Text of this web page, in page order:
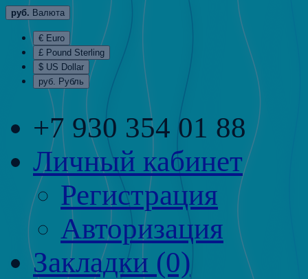
руб. Валюта
€ Euro
£ Pound Sterling
$ US Dollar
руб. Рубль
+7 930 354 01 88
Личный кабинет
Регистрация
Авторизация
Закладки (0)